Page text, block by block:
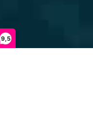
9,5